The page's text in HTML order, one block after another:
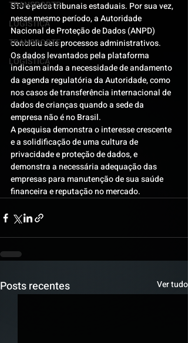
TRANSPORTE
LOGISTICA
TRANSPORTE
LOGISTICA
STJ e pelos tribunais estaduais. Por sua vez,
nesse mesmo período, a Autoridade
Nacional de Proteção de Dados (ANPD)
concluiu seis processos administrativos.
Os dados levantados pela plataforma
indicam ainda a necessidade de andamento
da agenda regulatória da Autoridade, como
nos casos de transferência internacional de
dados de crianças quando a sede da
empresa não é no Brasil.
A pesquisa demonstra o interesse crescente
e a solidificação de uma cultura de
privacidade e proteção de dados, e
demonstra a necessária adequação das
empresas para manutenção de sua saúde
financeira e reputação no mercado.
Posts recentes Ver tudo